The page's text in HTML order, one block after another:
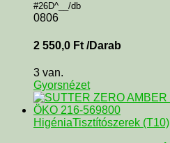
#26D^__/db
0806
2 550,0 Ft /Darab
3 van.
Gyorsnézet
HigéniaTisztítószerek (T10)